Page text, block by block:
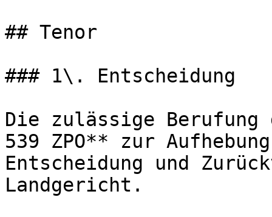
## Tenor
### 1\. Entscheidung
Die zulässige
539 ZPO** zur
Entscheidung und
Landgericht.